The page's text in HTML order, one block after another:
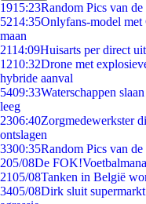
1915:23Random Pics van
5214:35Onlyfans-model
maan
2114:09Huisarts per direct
1210:32Drone met
hybride aanval
5409:33Waterschappen
leeg
2306:40Zorgmedewerkster
ontslagen
3300:35Random Pics van
205/08De
2105/08Tanken in België
3405/08Dirk sluit